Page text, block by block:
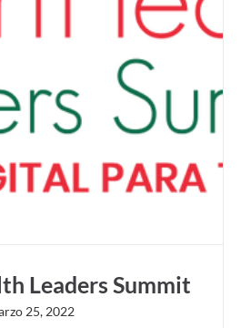
Leaders Summit
25, 2022